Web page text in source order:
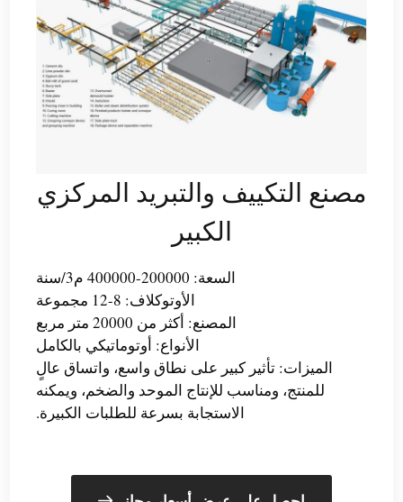
مصنع التكييف والتبريد المركزي
الكبير
السعة: 200000-400000 م3/سنة
الأوتوكلاف: 8-12 مجموعة
المصنع: أكثر من 20000 متر مربع
الأنواع: أوتوماتيكي بالكامل
الميزات: تأثير كبير على نطاق واسع، واتساق عالٍ
للمنتج، ومناسب للإنتاج الموحد والضخم، ويمكنه
الاستجابة بسرعة للطلبات الكبيرة.